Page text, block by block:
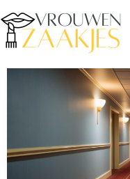
naar
de